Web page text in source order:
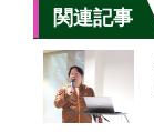
関連記事